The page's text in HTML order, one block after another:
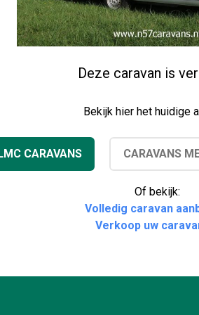
Deze caravan is
Bekijk hier het huidige
CARAVANS CARAVANS
Of bekijk:
Volledig caravan
Verkoop uw